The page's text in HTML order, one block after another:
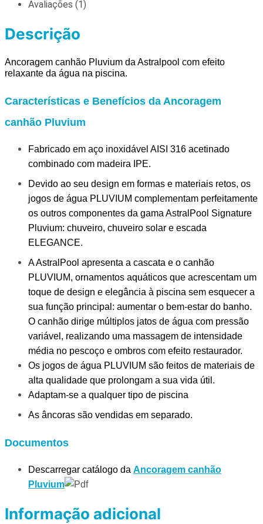
Avaliações (1)
Descrição
Ancoragem canhão Pluvium da Astralpool com efeito
relaxante da água na piscina.
Características e Benefícios da Ancoragem
canhão Pluvium
Fabricado em aço inoxidável AISI 316 acetinado
combinado com madeira IPE.
Devido ao seu design em formas e materiais retos, os
jogos de água PLUVIUM complementam perfeitamente
os outros componentes da gama AstralPool Signature
Pluvium: chuveiro, chuveiro solar e escada
ELEGANCE.
A AstralPool apresenta a cascata e o canhão
PLUVIUM, ornamentos aquáticos que acrescentam um
toque de design e elegância à piscina sem esquecer a
sua função principal: aumentar o bem-estar do banho.
O canhão dirige múltiplos jatos de água com pressão
variável, realizando uma massagem de intensidade
média no pescoço e ombros com efeito restaurador.
Os jogos de água PLUVIUM são feitos de materiais de
alta qualidade que prolongam a sua vida útil.
Adaptam-se a qualquer tipo de piscina
As âncoras são vendidas em separado.
Documentos
Descarregar catálogo da Ancoragem canhão
Pluvium
Informação adicional